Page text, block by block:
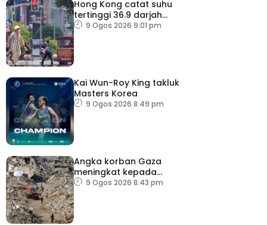
Hong Kong catat suhu
tertinggi 36.9 darjah
celsius
9 Ogos 2026 9:01 pm
Kai Wun-Roy King takluk
Masters Korea
9 Ogos 2026 8:49 pm
Angka korban Gaza
meningkat kepada
73,386 orang
9 Ogos 2026 8:43 pm